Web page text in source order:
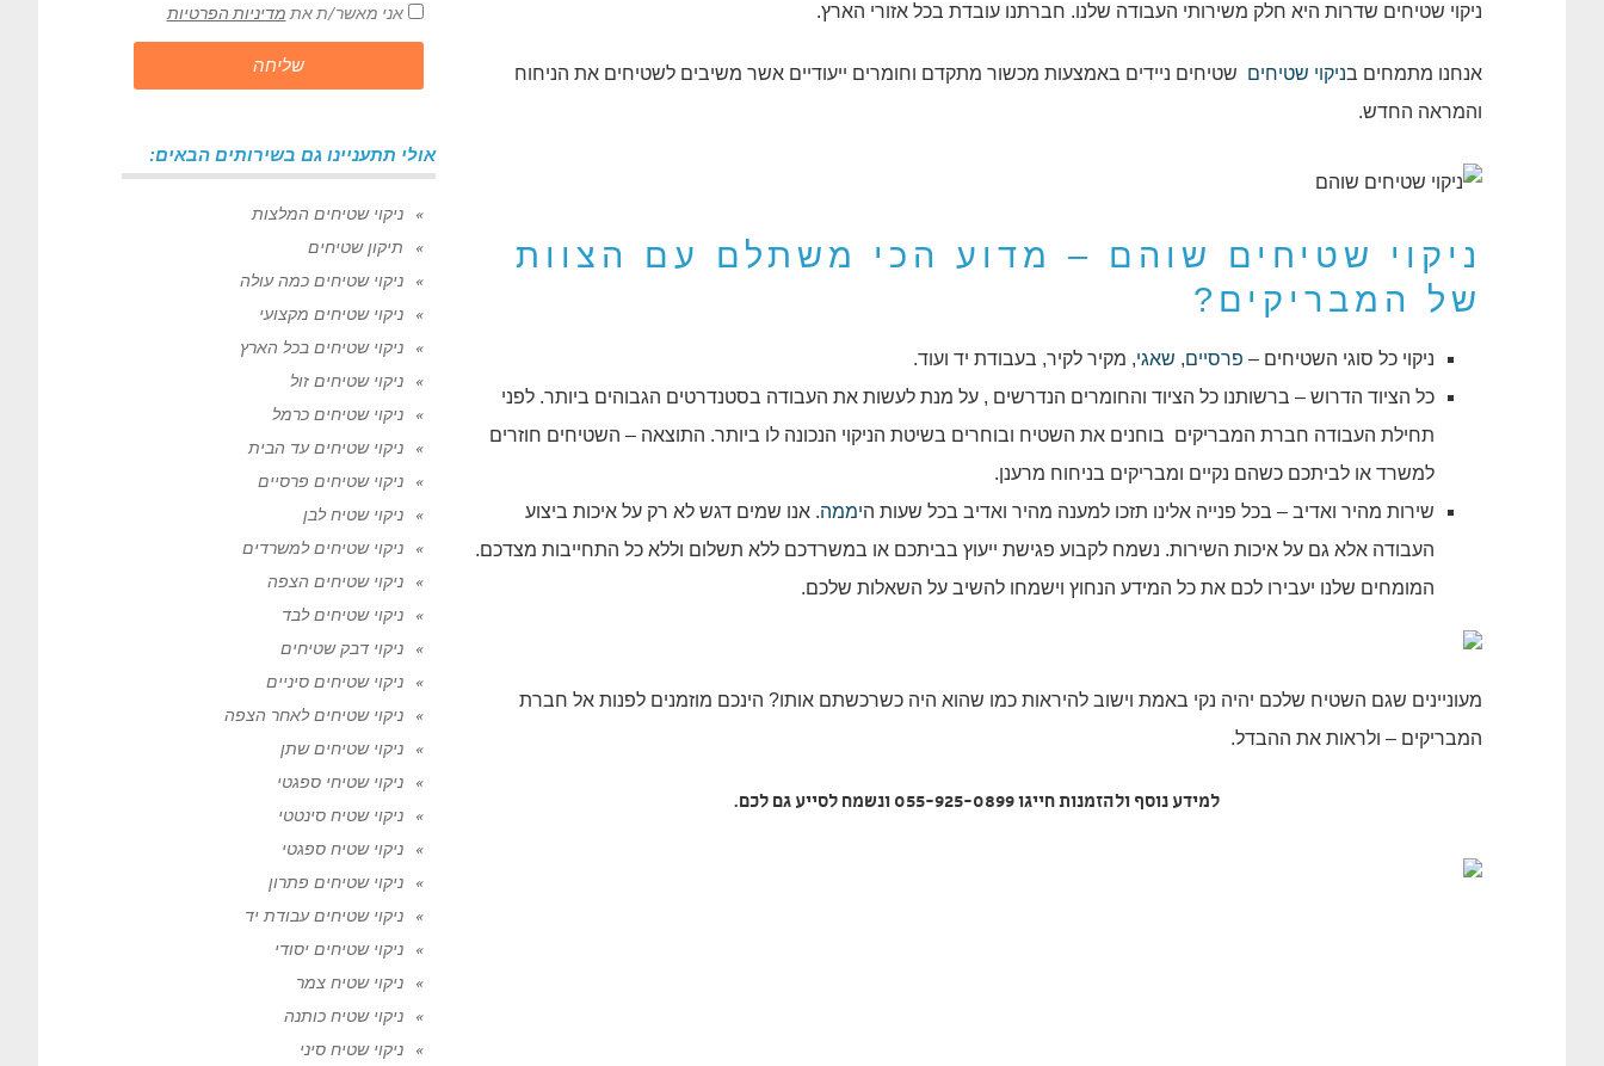
ניקוי שטיחים שדרות היא חלק משירותי העבודה שלנו. חברתנו עובדת בכל אזורי הארץ.
אנחנו מתמחים בניקוי שטיחים שטיחים ניידים באמצעות מכשור מתקדם וחומרים ייעודיים אשר משיבים לשטיחים את הניחוח
והמראה החדש.
ניקוי שטיחים שוהם – מדוע הכי משתלם עם הצוות
של המבריקים?
ניקוי כל סוגי השטיחים – פרסיים, שאגי, מקיר לקיר, בעבודת יד ועוד.
כל הציוד הדרוש – ברשותנו כל הציוד והחומרים הנדרשים , על מנת לעשות את העבודה בסטנדרטים הגבוהים ביותר. לפני
תחילת העבודה חברת המבריקים בוחנים את השטיח ובוחרים בשיטת הניקוי הנכונה לו ביותר. התוצאה – השטיחים חוזרים
למשרד או לביתכם כשהם נקיים ומבריקים בניחוח מרענן.
שירות מהיר ואדיב – בכל פנייה אלינו תזכו למענה מהיר ואדיב בכל שעות היממה. אנו שמים דגש לא רק על איכות ביצוע
העבודה אלא גם על איכות השירות. נשמח לקבוע פגישת ייעוץ בביתכם או במשרדכם ללא תשלום וללא כל התחייבות מצדכם.
המומחים שלנו יעבירו לכם את כל המידע הנחוץ וישמחו להשיב על השאלות שלכם.
מעוניינים שגם השטיח שלכם יהיה נקי באמת וישוב להיראות כמו שהוא היה כשרכשתם אותו? הינכם מוזמנים לפנות אל חברת
המבריקים – ולראות את ההבדל.
למידע נוסף ולהזמנות חייגו055-925-0899 ונשמחלסייע גם לכם.
אני מאשר/ת את מדיניות הפרטיות
שליחה
אולי תתעניינו גם בשירותים הבאים:
ניקוי שטיחים המלצות
תיקון שטיחים
ניקוי שטיחים כמה עולה
ניקוי שטיחים מקצועי
ניקוי שטיחים בכל הארץ
ניקוי שטיחים זול
ניקוי שטיחים כרמל
ניקוי שטיחים עד הבית
ניקוי שטיחים פרסיים
ניקוי שטיח לבן
ניקוי שטיחים למשרדים
ניקוי שטיחים הצפה
ניקוי שטיחים לבד
ניקוי דבק שטיחים
ניקוי שטיחים סיניים
ניקוי שטיחים לאחר הצפה
ניקוי שטיחים שתן
ניקוי שטיחי ספגטי
ניקוי שטיח סינטטי
ניקוי שטיח ספגטי
ניקוי שטיחים פתרון
ניקוי שטיחים עבודת יד
ניקוי שטיחים יסודי
ניקוי שטיח צמר
ניקוי שטיח כותנה
ניקוי שטיח סיני